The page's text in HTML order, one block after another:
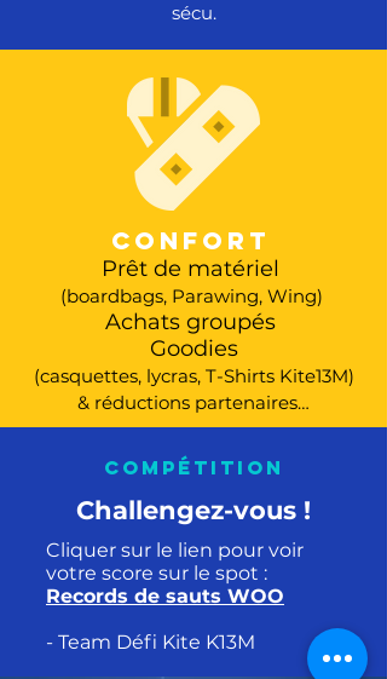
sécu.
CONFORT
Prêt de matériel
(boardbags, Parawing, Wing)
Achats groupés
Goodies
(casquettes, lycras, T-Shirts Kite13M)
& réductions partenaires…
COMPÉTITION
Challengez-vous !
​Cliquer sur le lien pour voir
votre score sur le spot :
Records de sauts WOO
- Team Défi Kite K13M